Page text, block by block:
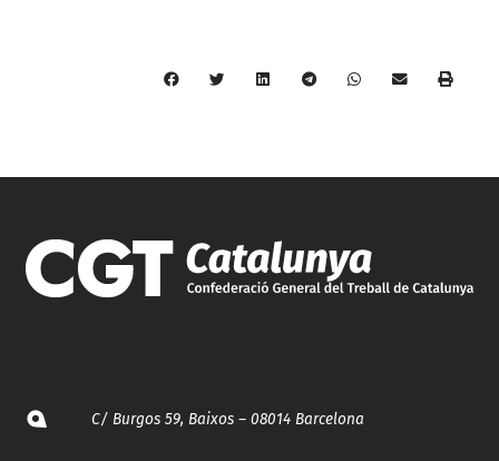
C/ Burgos 59, Baixos – 08014 Barcelona